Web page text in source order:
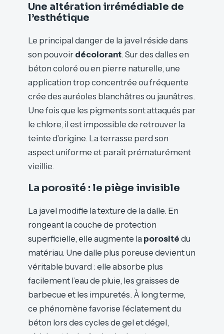
Une altération irrémédiable de
l’esthétique
Le principal danger de la javel réside dans
son pouvoir décolorant. Sur des dalles en
béton coloré ou en pierre naturelle, une
application trop concentrée ou fréquente
crée des auréoles blanchâtres ou jaunâtres.
Une fois que les pigments sont attaqués par
le chlore, il est impossible de retrouver la
teinte d’origine. La terrasse perd son
aspect uniforme et paraît prématurément
vieillie.
La porosité : le piège invisible
La javel modifie la texture de la dalle. En
rongeant la couche de protection
superficielle, elle augmente la porosité du
matériau. Une dalle plus poreuse devient un
véritable buvard : elle absorbe plus
facilement l’eau de pluie, les graisses de
barbecue et les impuretés. À long terme,
ce phénomène favorise l’éclatement du
béton lors des cycles de gel et dégel,